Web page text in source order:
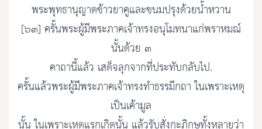
พระพุทธานุญาตข้าวยาคูและขนมปรุงด้วยน้ำหวาน
[๖๓] ครั้นพระผู้มีพระภาคเจ้าทรงอนุโมทนาแก่พราหมณ์
นั้นด้วย ๓
คาถานี้แล้ว เสด็จลุกจากที่ประทับกลับไป.
ครั้นแล้วพระผู้มีพระภาคเจ้าทรงทำธรรมีกถา ในเพราะเหตุ
เป็นเค้ามูล